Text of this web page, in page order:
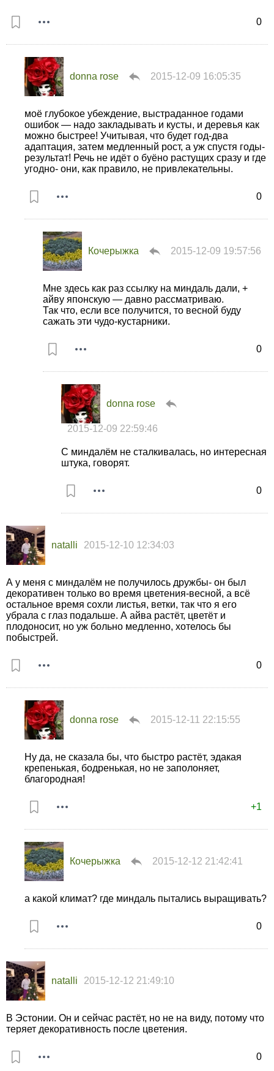
0
donna rose 2015-12-09 16:05:35
0
моё глубокое убеждение, выстраданное годами
ошибок — надо закладывать и кусты, и деревья как
можно быстрее! Учитывая, что будет год-два
адаптация, затем медленный рост, а уж спустя годы-
результат! Речь не идёт о буёно растущих сразу и где
угодно- они, как правило, не привлекательны.
Кочерыжка 2015-12-09 19:57:56
0
Мне здесь как раз ссылку на миндаль дали, +
айву японскую — давно рассматриваю.
Так что, если все получится, то весной буду
сажать эти чудо-кустарники.
donna rose
2015-12-09 22:59:46
0
С миндалём не сталкивалась, но интересная
штука, говорят.
natalli 2015-12-10 12:34:03
0
А у меня с миндалём не получилось дружбы- он был
декоративен только во время цветения-весной, а всё
остальное время сохли листья, ветки, так что я его
убрала с глаз подальше. А айва растёт, цветёт и
плодоносит, но уж больно медленно, хотелось бы
побыстрей.
donna rose 2015-12-11 22:15:55
+1
Ну да, не сказала бы, что быстро растёт, эдакая
крепенькая, бодренькая, но не заполоняет,
благородная!
Кочерыжка 2015-12-12 21:42:41
0
а какой климат? где миндаль пытались выращивать?
natalli 2015-12-12 21:49:10
0
В Эстонии. Он и сейчас растёт, но не на виду, потому что
теряет декоративность после цветения.